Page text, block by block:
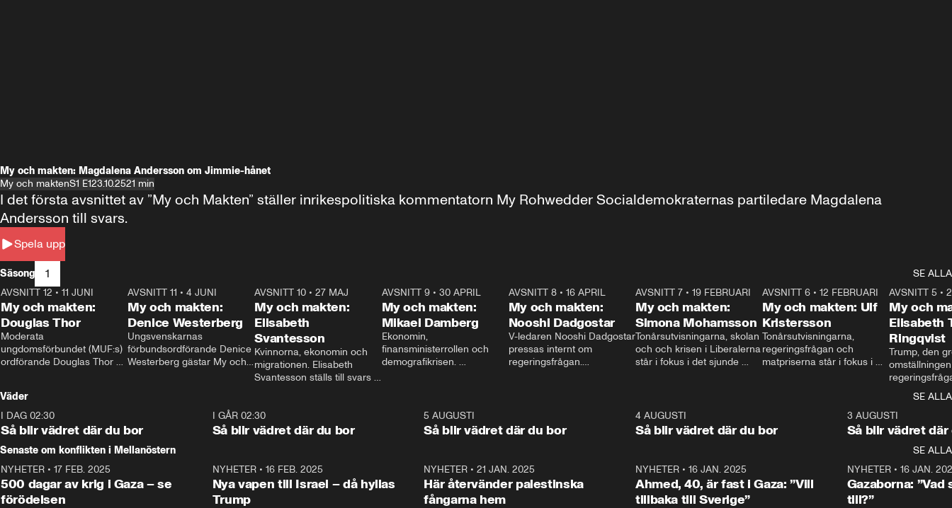
My och makten: Magdalena Andersson om Jimmie-hånet
My och maktenS1 E123.10.2521 min
Spela upp
I det första avsnittet av ”My och Makten” ställer inrikespolitiska kommentatorn My Rohwedder Socialdemokraternas partiledare Magdalena
Andersson till svars.
Säsong 1
SE ALLA
26:27
AVSNITT 12 • 11 JUNI
My och makten:
Douglas Thor
Moderata
ungdomsförbundet (MUF:s)
ordförande Douglas Thor
tonårsutvisningarna och hur
Moderaterna ska locka
väljare till valet i höst.
23:40
AVSNITT 11 •4 JUNI
My och makten:
Denice Westerberg
Ungsvenskarnas
förbundsordförande Denice
Westerberg gästar My och
AVSNITT 10 •27 MAJ
My och makten:
Elisabeth
Svantesson
Kvinnorna, ekonomin och
migrationen. Elisabeth
Svantesson ställs till svars
AVSNITT 9• 30 APRIL
My och makten:
Mikael Damberg
Ekonomin,
finansministerrollen och
demografikrisen.
och Makten.
AVSNITT 8• 16 APRIL
My och makten:
Nooshi Dadgostar
V-ledaren Nooshi Dadgostar
pressas internt om
regeringsfrågan.
– Vi ställer upp i val. Ska vi
vara med så sitter vi förstås
24:30
AVSNITT 7• 19 FEBRUARI
My och makten:
Simona Mohamsson
Tonårsutvisningarna, skolan
och och krisen i Liberalerna
står i fokus i det sjunde
kommentator My
Rohwedder ställer
utbildnings- och
Mohamsson till svars.
27:30
AVSNITT 6 •12 FEBRUARI
My och makten: Ulf
Kristersson
Tonårsutvisningarna,
regeringsfrågan och
matpriserna står i fokus i
Rohwedder ställer
statsminister Ulf Kristersson
AVSNITT 5 •
My och
Elisabeth
Ringqvist
Trump, den
centrum i
avsnittet av
Makten”. Se
Aftonbladets
Rohwedder
Thand Ring
Väder
SE ALLA
I DAG 02:30
Så blir vädret där du bor
1:06
I GÅR 02:30
Så blir vädret där du bor
5 AUGUSTI
Så blir vädret där du bor
4 AUGUSTI
Så blir vädret där du bor
3 AUGUSTI
Så blir vädret där
Senaste om konflikten i Mellanöstern
SE ALLA
NYHETER • 17 FEB. 2025
500 dagar av krig i Gaza – se
förödelsen
NYHETER• 16 FEB. 2025
Nya vapen till Israel – då hyllas
Trump
NYHETER •21 JAN. 2025
Här återvänder palestinska
fångarna hem
NYHETER• 16 JAN. 2025
Ahmed, 40, är fast i Gaza: ”Vill
tillbaka till Sverige”
NYHETER• 16 JAN.
Gazaborna:
till?”